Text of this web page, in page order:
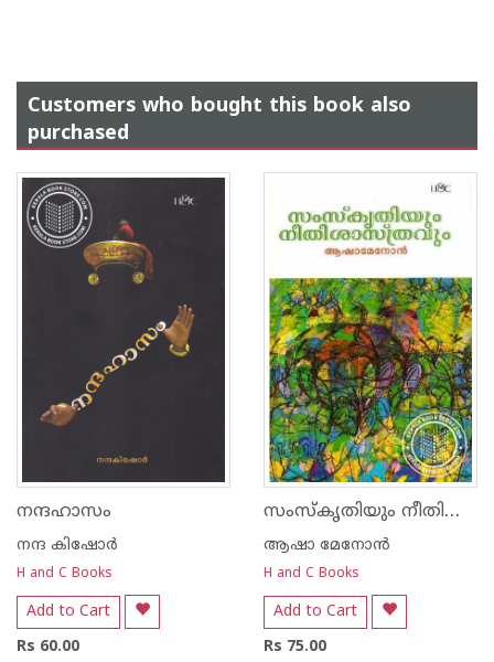
Customers who bought this book also
purchased
നന്ദഹാസം
നന്ദ‌ കിഷോര്‍
H and C Books
Add to Cart
Rs 60.00
സംസ്കൃതിയും നീതിശാസ്ത്രവും
ആഷാ മേനോന്‍
H and C Books
Add to Cart
Rs 75.00